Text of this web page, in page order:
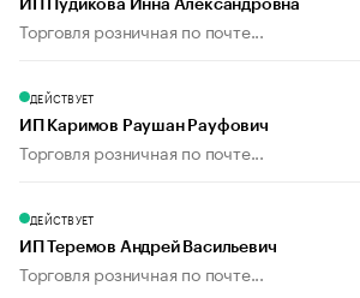
ИП Пудикова Инна Александровна
Торговля розничная по почте...
ДЕЙСТВУЕТ
ИП Каримов Раушан Рауфович
Торговля розничная по почте...
ДЕЙСТВУЕТ
ИП Теремов Андрей Васильевич
Торговля розничная по почте...